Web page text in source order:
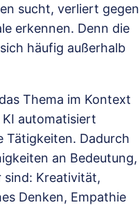
sucht, verliert gegen
erkennen. Denn die
häufig außerhalb
Thema im Kontext
automatisiert
Tätigkeiten. Dadurch
an Bedeutung,
sind: Kreativität,
Denken, Empathie